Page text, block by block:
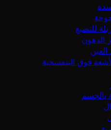
للتصبغ
الدهون
العين
فوق البنفسجية
بالجسم